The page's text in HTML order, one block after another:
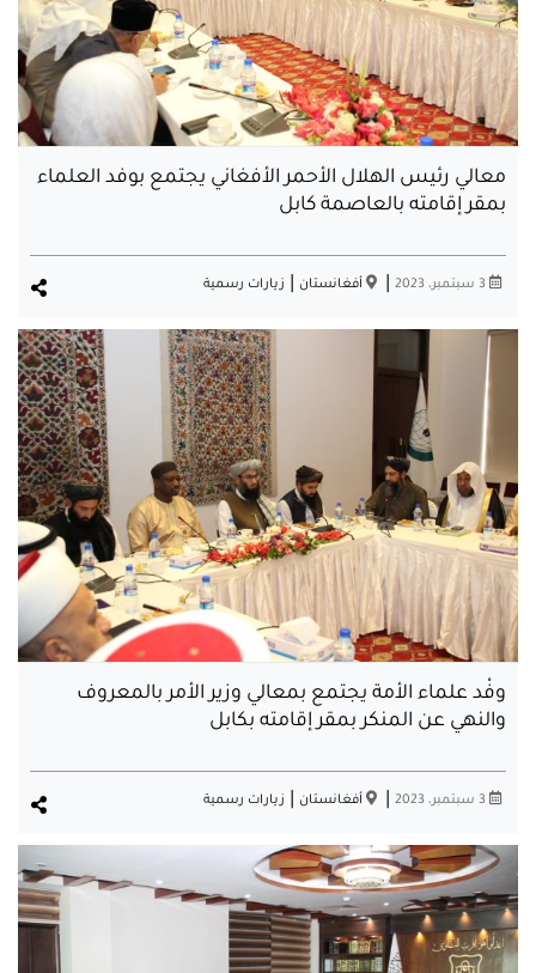
معالي رئيس الهلال الأحمر الأفغاني يجتمع بوفد العلماء
بمقر إقامته بالعاصمة كابل
3 سبتمبر، 2023 | أفغانستان| زيارات رسمية
وفْد علماء الأمة يجتمع بمعالي وزير الأمر بالمعروف
والنهي عن المنكر بمقر إقامته بكابل
3 سبتمبر، 2023 | أفغانستان| زيارات رسمية